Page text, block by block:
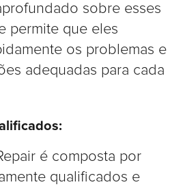
sobre esses
permite que eles
os problemas e
adequadas para cada
é composta por
qualificados e